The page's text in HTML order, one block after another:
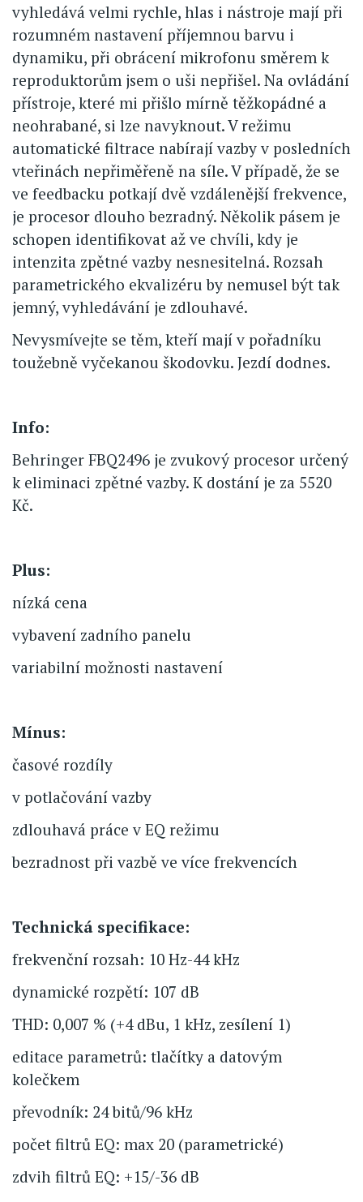
vyhledává velmi rychle, hlas i nástroje mají při
rozumném nastavení příjemnou barvu i
dynamiku, při obrácení mikrofonu směrem k
reproduktorům jsem o uši nepřišel. Na ovládání
přístroje, které mi přišlo mírně těžkopádné a
neohrabané, si lze navyknout. V režimu
automatické filtrace nabírají vazby v posledních
vteřinách nepřiměřeně na síle. V případě, že se
ve feedbacku potkají dvě vzdálenější frekvence,
je procesor dlouho bezradný. Několik pásem je
schopen identifikovat až ve chvíli, kdy je
intenzita zpětné vazby nesnesitelná. Rozsah
parametrického ekvalizéru by nemusel být tak
jemný, vyhledávání je zdlouhavé.
Nevysmívejte se těm, kteří mají v pořadníku
toužebně vyčekanou škodovku. Jezdí dodnes.
Info:
Behringer FBQ2496 je zvukový procesor určený
k eliminaci zpětné vazby. K dostání je za 5520
Kč.
Plus:
nízká cena
vybavení zadního panelu
variabilní možnosti nastavení
Mínus:
časové rozdíly
v potlačování vazby
zdlouhavá práce v EQ režimu
bezradnost při vazbě ve více frekvencích
Technická specifikace:
frekvenční rozsah: 10 Hz-44 kHz
dynamické rozpětí: 107 dB
THD: 0,007 % (+4 dBu, 1 kHz, zesílení 1)
editace parametrů: tlačítky a datovým
kolečkem
převodník: 24 bitů/96 kHz
počet filtrů EQ: max 20 (parametrické)
zdvih filtrů EQ: +15/-36 dB